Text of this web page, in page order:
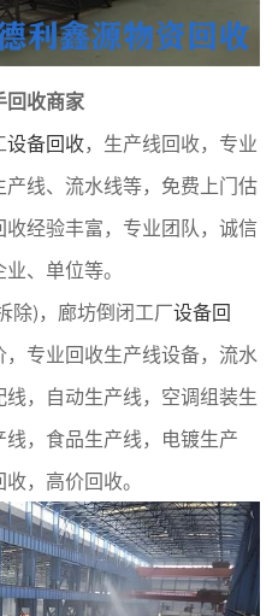
回收商家
设备回收，生产线回收，专业
线、流水线等，免费上门估
经验丰富，专业团队，诚信
、单位等。
除)，廊坊倒闭工厂设备回
专业回收生产线设备，流水
，自动生产线，空调组装生
，食品生产线，电镀生产
，高价回收。